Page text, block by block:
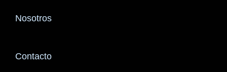
Nosotros
Contacto